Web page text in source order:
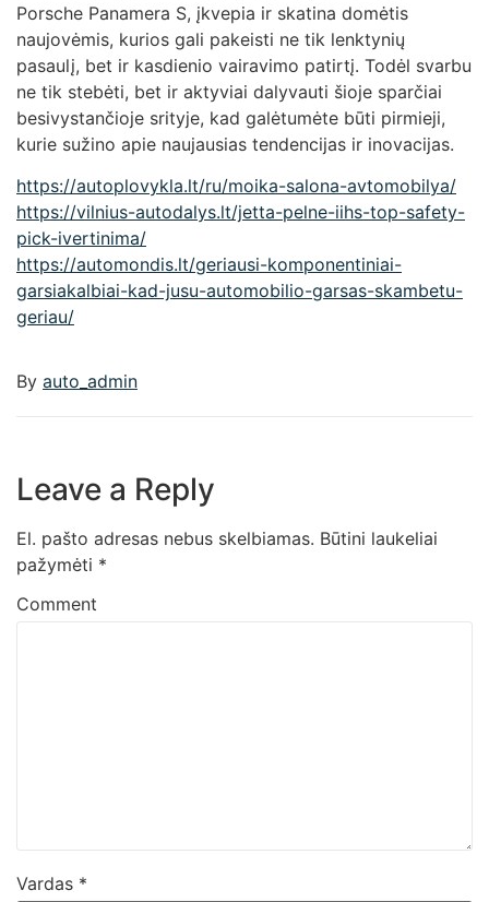
Porsche Panamera S, įkvepia ir skatina domėtis
naujovėmis, kurios gali pakeisti ne tik lenktynių
pasaulį, bet ir kasdienio vairavimo patirtį. Todėl svarbu
ne tik stebėti, bet ir aktyviai dalyvauti šioje sparčiai
besivystančioje srityje, kad galėtumėte būti pirmieji,
kurie sužino apie naujausias tendencijas ir inovacijas.
https://autoplovykla.lt/ru/moika-salona-avtomobilya/
https://vilnius-autodalys.lt/jetta-pelne-iihs-top-safety-
pick-ivertinima/
https://automondis.lt/geriausi-komponentiniai-
garsiakalbiai-kad-jusu-automobilio-garsas-skambetu-
geriau/
By auto_admin
Leave a Reply
El. pašto adresas nebus skelbiamas. Būtini laukeliai
pažymėti *
Comment
Vardas *